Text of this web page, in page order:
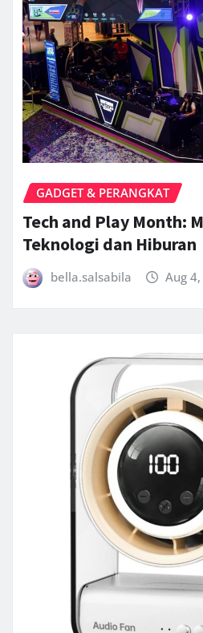
GADGET & PERANGKAT
Tech and Play Month:
Teknologi dan Hiburan
bella.salsabila Aug